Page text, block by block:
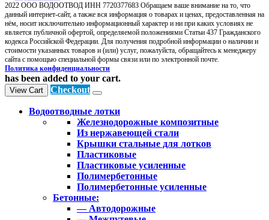
2022 ООО ВОДООТВОД ИНН 7720377683 Обращаем ваше внимание на то, что
данный интернет-сайт, а также вся информация о товарах и ценах, предоставленная на
нём, носит исключительно информационный характер и ни при каких условиях не
является публичной офертой, определяемой положениями Статьи 437 Гражданского
кодекса Российской Федерации. Для получения подробной информации о наличии и
стоимости указанных товаров и (или) услуг, пожалуйста, обращайтесь к менеджеру
сайта с помощью специальной формы связи или по электронной почте.
Политика конфиденциальности
has been added to your cart.
View Cart Checkout
Водоотводные лотки
Железнодорожные композитные
Из нержавеющей стали
Крышки стальные для лотков
Пластиковые
Пластиковые усиленные
Полимербетонные
Полимербетонные усиленные
Бетонные:
— Автодорожные